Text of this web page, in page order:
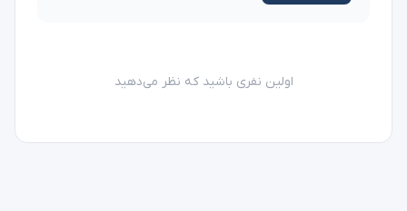
اولین نفری باشید که نظر می‌دهید